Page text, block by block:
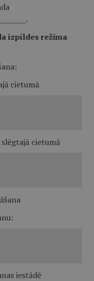
izpildes režīma
cietumā
slēgtajā cietumā
iestādē